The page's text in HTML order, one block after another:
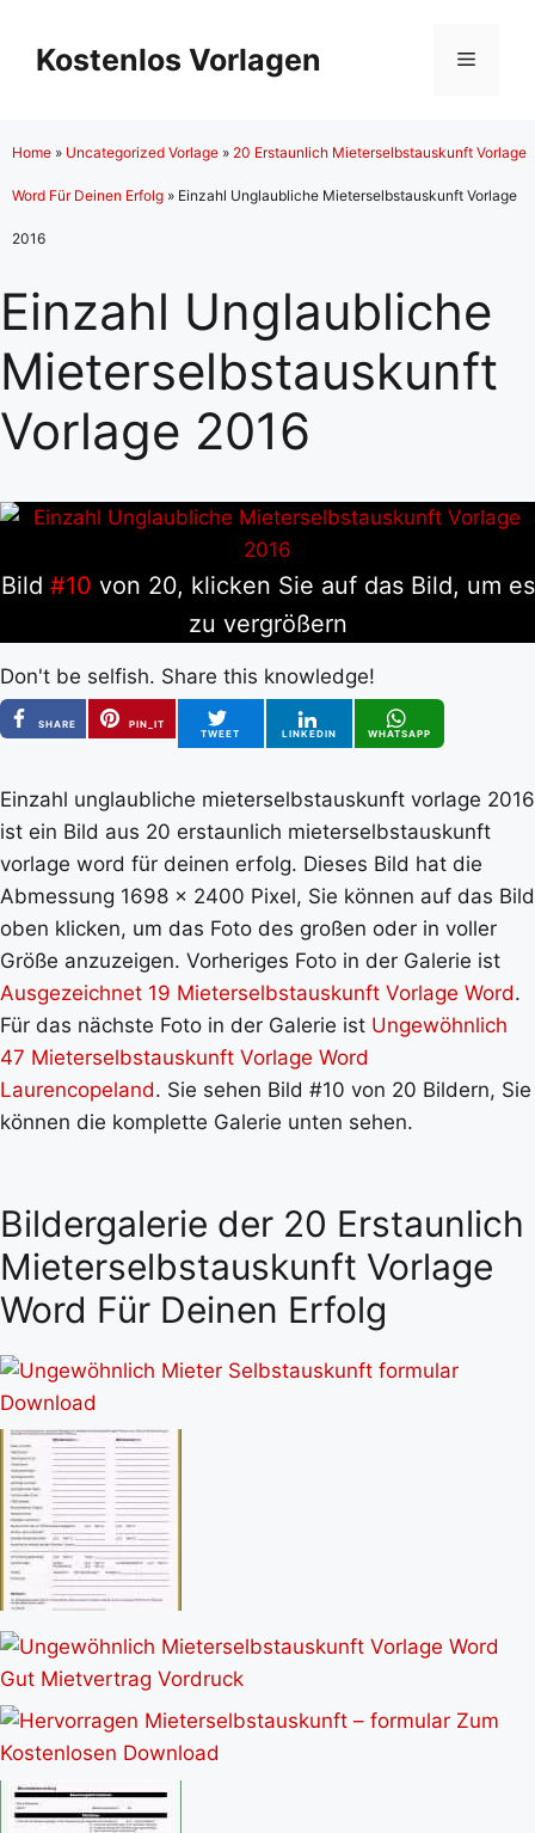
Inhalt
springen
Kostenlos Vorlagen Menü
Home » Uncategorized Vorlage » 20 Erstaunlich Mieterselbstauskunft Vorlage
Word Für Deinen Erfolg » Einzahl Unglaubliche Mieterselbstauskunft Vorlage
2016
Einzahl Unglaubliche
Mieterselbstauskunft
Vorlage 2016
Bild #10 von 20, klicken Sie auf das Bild, um es
zu vergrößern
Don't be selfish. Share this knowledge!
SHARE
PIN_IT
TWEET
LINKEDIN WHATSAPP
Einzahl unglaubliche mieterselbstauskunft vorlage 2016
ist ein Bild aus 20 erstaunlich mieterselbstauskunft
vorlage word für deinen erfolg. Dieses Bild hat die
Abmessung 1698 x 2400 Pixel, Sie können auf das Bild
oben klicken, um das Foto des großen oder in voller
Größe anzuzeigen. Vorheriges Foto in der Galerie ist
Ausgezeichnet 19 Mieterselbstauskunft Vorlage Word.
Für das nächste Foto in der Galerie ist Ungewöhnlich
47 Mieterselbstauskunft Vorlage Word
Laurencopeland. Sie sehen Bild #10 von 20 Bildern, Sie
können die komplette Galerie unten sehen.
Bildergalerie der 20 Erstaunlich
Mieterselbstauskunft Vorlage
Word Für Deinen Erfolg